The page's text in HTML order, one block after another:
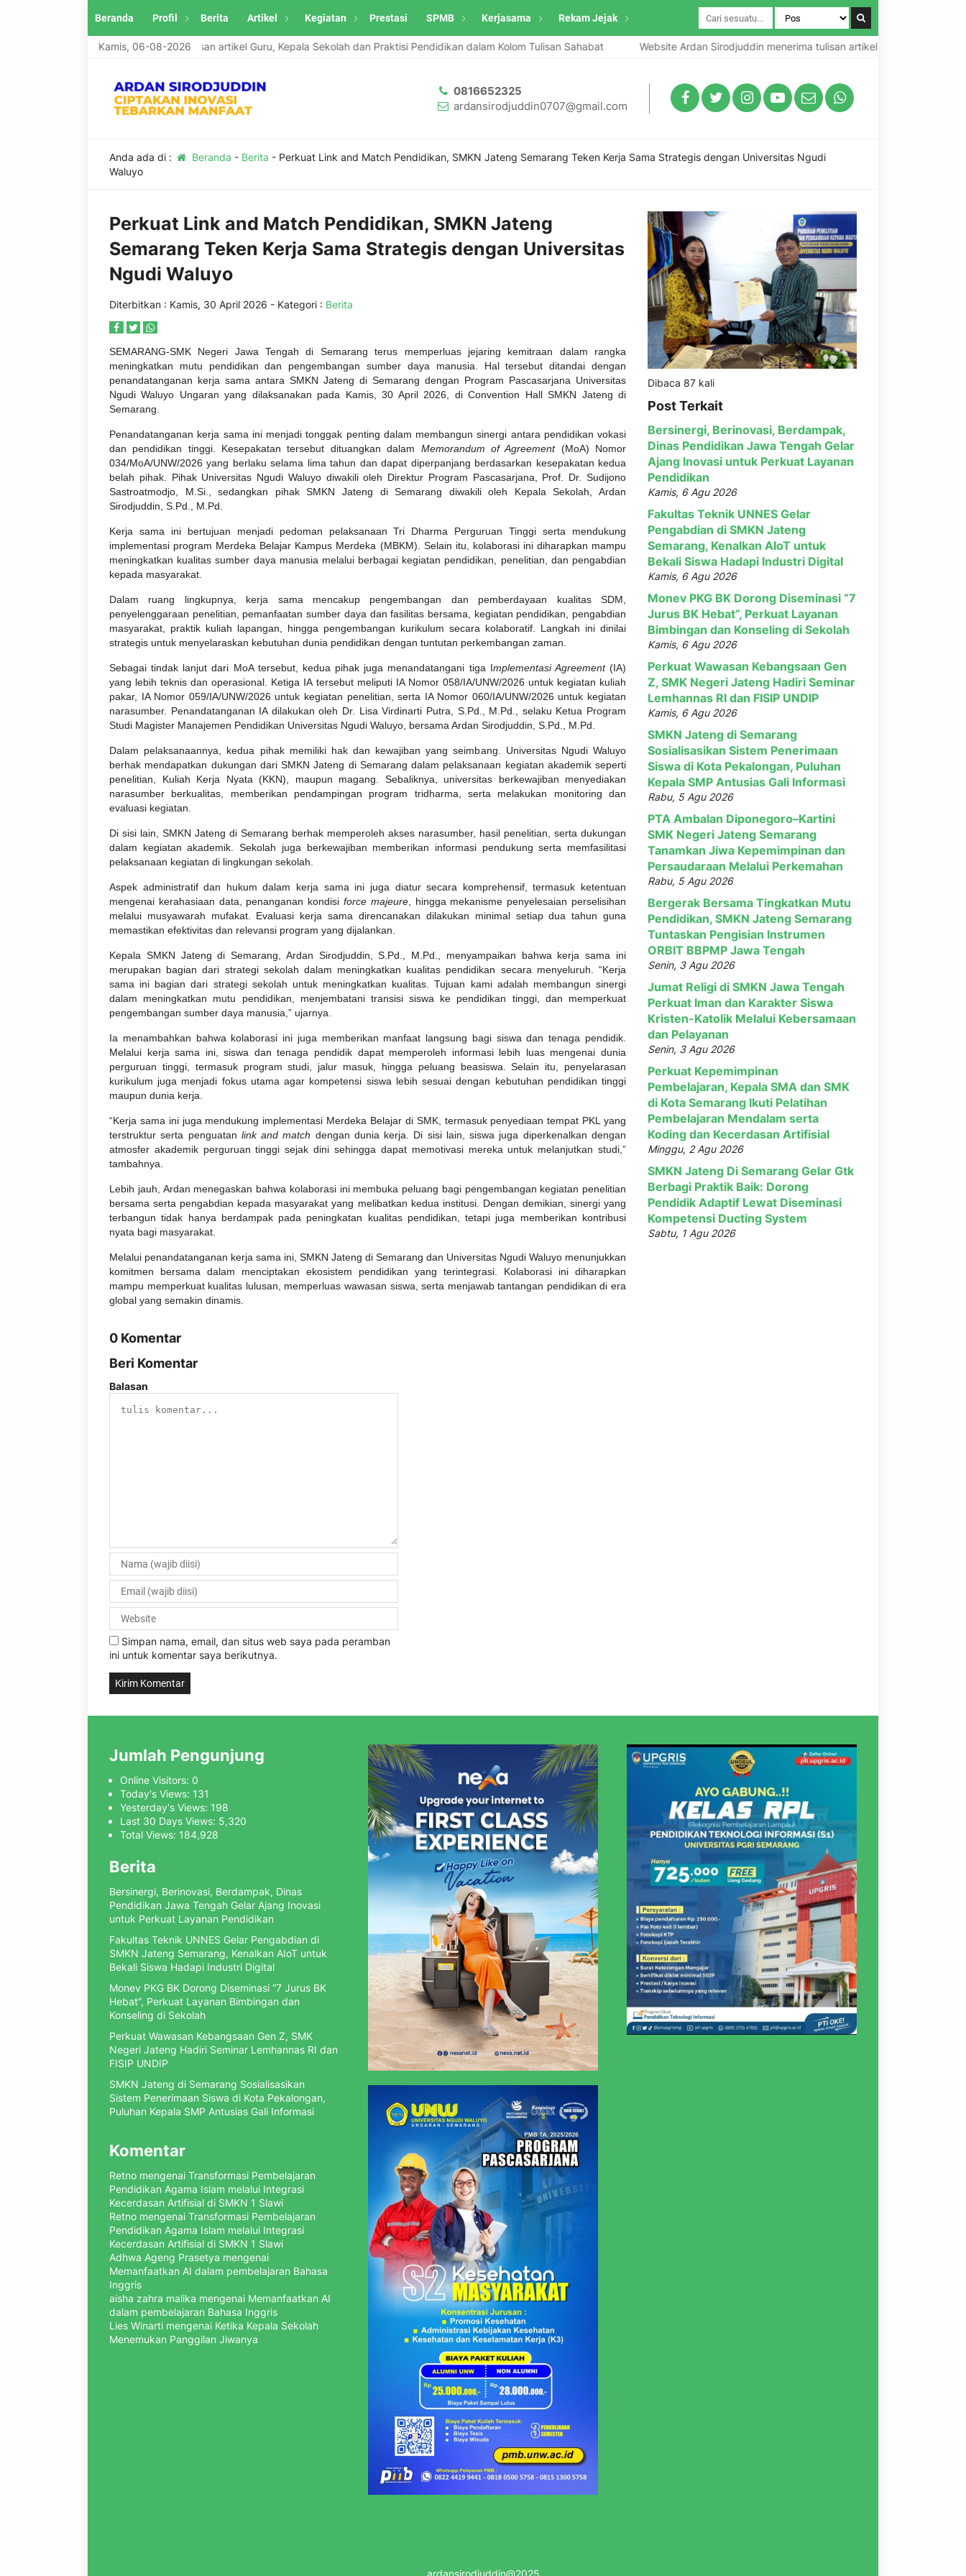
Beranda Profil Berita Artikel Kegiatan Prestasi SPMB Kerjasama Rekam Jejak
Kamis, 06-08-2026
Ardan Sirodjuddin menerima tulisan artikel Guru, Kepala Sekolah dan Praktisi Pendidikan dalam Kolom Tulisan Sahabat Website Ardan Sirodjuddin menerima tulisan artikel Guru, Kepala Sekolah
0816652325
ardansirodjuddin0707@gmail.com
Anda ada di : Beranda - Berita - Perkuat Link and Match Pendidikan, SMKN Jateng Semarang Teken Kerja Sama Strategis dengan Universitas Ngudi
Waluyo
Perkuat Link and Match Pendidikan, SMKN Jateng
Semarang Teken Kerja Sama Strategis dengan Universitas
Ngudi Waluyo
Diterbitkan : Kamis, 30 April 2026 - Kategori : Berita
SEMARANG-SMK Negeri Jawa Tengah di Semarang terus memperluas jejaring kemitraan dalam rangka
meningkatkan mutu pendidikan dan pengembangan sumber daya manusia. Hal tersebut ditandai dengan
penandatanganan kerja sama antara SMKN Jateng di Semarang dengan Program Pascasarjana Universitas
Ngudi Waluyo Ungaran yang dilaksanakan pada Kamis, 30 April 2026, di Convention Hall SMKN Jateng di
Semarang.
Penandatanganan kerja sama ini menjadi tonggak penting dalam membangun sinergi antara pendidikan vokasi
dan pendidikan tinggi. Kesepakatan tersebut dituangkan dalam Memorandum of Agreement(MoA) Nomor
034/MoA/UNW/2026 yang berlaku selama lima tahun dan dapat diperpanjang berdasarkan kesepakatan kedua
belah pihak. Pihak Universitas Ngudi Waluyo diwakili oleh Direktur Program Pascasarjana, Prof. Dr. Sudijono
Sastroatmodjo, M.Si., sedangkan pihak SMKN Jateng di Semarang diwakili oleh Kepala Sekolah, Ardan
Sirodjuddin, S.Pd., M.Pd.
Kerja sama ini bertujuan menjadi pedoman pelaksanaan Tri Dharma Perguruan Tinggi serta mendukung
implementasi program Merdeka Belajar Kampus Merdeka (MBKM). Selain itu, kolaborasi ini diharapkan mampu
meningkatkan kualitas sumber daya manusia melalui berbagai kegiatan pendidikan, penelitian, dan pengabdian
kepada masyarakat.
Dalam ruang lingkupnya, kerja sama mencakup pengembangan dan pemberdayaan kualitas SDM,
penyelenggaraan penelitian, pemanfaatan sumber daya dan fasilitas bersama, kegiatan pendidikan, pengabdian
masyarakat, praktik kuliah lapangan, hingga pengembangan kurikulum secara kolaboratif. Langkah ini dinilai
strategis untuk menyelaraskan kebutuhan dunia pendidikan dengan tuntutan perkembangan zaman.
Sebagai tindak lanjut dari MoA tersebut, kedua pihak juga menandatangani tiga Implementasi Agreement(IA)
yang lebih teknis dan operasional. Ketiga IA tersebut meliputi IA Nomor 058/IA/UNW/2026 untuk kegiatan kuliah
pakar, IA Nomor 059/IA/UNW/2026 untuk kegiatan penelitian, serta IA Nomor 060/IA/UNW/2026 untuk kegiatan
narasumber. Penandatanganan IA dilakukan oleh Dr. Lisa Virdinarti Putra, S.Pd., M.Pd., selaku Ketua Program
Studi Magister Manajemen Pendidikan Universitas Ngudi Waluyo, bersama Ardan Sirodjuddin, S.Pd., M.Pd.
Dalam pelaksanaannya, kedua pihak memiliki hak dan kewajiban yang seimbang. Universitas Ngudi Waluyo
berhak mendapatkan dukungan dari SMKN Jateng di Semarang dalam pelaksanaan kegiatan akademik seperti
penelitian, Kuliah Kerja Nyata (KKN), maupun magang. Sebaliknya, universitas berkewajiban menyediakan
narasumber berkualitas, memberikan pendampingan program tridharma, serta melakukan monitoring dan
evaluasi kegiatan.
Di sisi lain, SMKN Jateng di Semarang berhak memperoleh akses narasumber, hasil penelitian, serta dukungan
dalam kegiatan akademik. Sekolah juga berkewajiban memberikan informasi pendukung serta memfasilitasi
pelaksanaan kegiatan di lingkungan sekolah.
Aspek administratif dan hukum dalam kerja sama ini juga diatur secara komprehensif, termasuk ketentuan
mengenai kerahasiaan data, penanganan kondisi force majeure, hingga mekanisme penyelesaian perselisihan
melalui musyawarah mufakat. Evaluasi kerja sama direncanakan dilakukan minimal setiap dua tahun guna
memastikan efektivitas dan relevansi program yang dijalankan.
Kepala SMKN Jateng di Semarang, Ardan Sirodjuddin, S.Pd., M.Pd., menyampaikan bahwa kerja sama ini
merupakan bagian dari strategi sekolah dalam meningkatkan kualitas pendidikan secara menyeluruh. “Kerja
sama ini bagian dari strategi sekolah untuk meningkatkan kualitas. Tujuan kami adalah membangun sinergi
dalam meningkatkan mutu pendidikan, menjembatani transisi siswa ke pendidikan tinggi, dan memperkuat
pengembangan sumber daya manusia,” ujarnya.
Ia menambahkan bahwa kolaborasi ini juga memberikan manfaat langsung bagi siswa dan tenaga pendidik.
Melalui kerja sama ini, siswa dan tenaga pendidik dapat memperoleh informasi lebih luas mengenai dunia
perguruan tinggi, termasuk program studi, jalur masuk, hingga peluang beasiswa. Selain itu, penyelarasan
kurikulum juga menjadi fokus utama agar kompetensi siswa lebih sesuai dengan kebutuhan pendidikan tinggi
maupun dunia kerja.
“Kerja sama ini juga mendukung implementasi Merdeka Belajar di SMK, termasuk penyediaan tempat PKL yang
terstruktur serta penguatan link and match dengan dunia kerja. Di sisi lain, siswa juga diperkenalkan dengan
atmosfer akademik perguruan tinggi sejak dini sehingga dapat memotivasi mereka untuk melanjutkan studi,”
tambahnya.
Lebih jauh, Ardan menegaskan bahwa kolaborasi ini membuka peluang bagi pengembangan kegiatan penelitian
bersama serta pengabdian kepada masyarakat yang melibatkan kedua institusi. Dengan demikian, sinergi yang
terbangun tidak hanya berdampak pada peningkatan kualitas pendidikan, tetapi juga memberikan kontribusi
nyata bagi masyarakat.
Melalui penandatanganan kerja sama ini, SMKN Jateng di Semarang dan Universitas Ngudi Waluyo menunjukkan
komitmen bersama dalam menciptakan ekosistem pendidikan yang terintegrasi. Kolaborasi ini diharapkan
mampu memperkuat kualitas lulusan, memperluas wawasan siswa, serta menjawab tantangan pendidikan di era
global yang semakin dinamis.
0 Komentar
Beri Komentar
Balasan
Simpan nama, email, dan situs web saya pada peramban
ini untuk komentar saya berikutnya.
Dibaca 87 kali
Post Terkait
Bersinergi, Berinovasi, Berdampak,
Dinas Pendidikan Jawa Tengah Gelar
Ajang Inovasi untuk Perkuat Layanan
Pendidikan
Kamis, 6 Agu 2026
Fakultas Teknik UNNES Gelar
Pengabdian di SMKN Jateng
Semarang, Kenalkan AIoT untuk
Bekali Siswa Hadapi Industri Digital
Kamis, 6 Agu 2026
Monev PKG BK Dorong Diseminasi “7
Jurus BK Hebat”, Perkuat Layanan
Bimbingan dan Konseling di Sekolah
Kamis, 6 Agu 2026
Perkuat Wawasan Kebangsaan Gen
Z, SMK Negeri Jateng Hadiri Seminar
Lemhannas RI dan FISIP UNDIP
Kamis, 6 Agu 2026
SMKN Jateng di Semarang
Sosialisasikan Sistem Penerimaan
Siswa di Kota Pekalongan, Puluhan
Kepala SMP Antusias Gali Informasi
Rabu, 5 Agu 2026
PTA Ambalan Diponegoro–Kartini
SMK Negeri Jateng Semarang
Tanamkan Jiwa Kepemimpinan dan
Persaudaraan Melalui Perkemahan
Rabu, 5 Agu 2026
Bergerak Bersama Tingkatkan Mutu
Pendidikan, SMKN Jateng Semarang
Tuntaskan Pengisian Instrumen
ORBIT BBPMP Jawa Tengah
Senin, 3 Agu 2026
Jumat Religi di SMKN Jawa Tengah
Perkuat Iman dan Karakter Siswa
Kristen-Katolik Melalui Kebersamaan
dan Pelayanan
Senin, 3 Agu 2026
Perkuat Kepemimpinan
Pembelajaran, Kepala SMA dan SMK
di Kota Semarang Ikuti Pelatihan
Pembelajaran Mendalam serta
Koding dan Kecerdasan Artifisial
Minggu, 2 Agu 2026
SMKN Jateng Di Semarang Gelar Gtk
Berbagi Praktik Baik: Dorong
Pendidik Adaptif Lewat Diseminasi
Kompetensi Ducting System
Sabtu, 1 Agu 2026
Jumlah Pengunjung
Online Visitors: 0
Today's Views: 131
Yesterday's Views: 198
Last 30 Days Views: 5,320
Total Views: 184,928
Berita
Bersinergi, Berinovasi, Berdampak, Dinas
Pendidikan Jawa Tengah Gelar Ajang Inovasi
untuk Perkuat Layanan Pendidikan
Fakultas Teknik UNNES Gelar Pengabdian di
SMKN Jateng Semarang, Kenalkan AIoT untuk
Bekali Siswa Hadapi Industri Digital
Monev PKG BK Dorong Diseminasi “7 Jurus BK
Hebat”, Perkuat Layanan Bimbingan dan
Konseling di Sekolah
Perkuat Wawasan Kebangsaan Gen Z, SMK
Negeri Jateng Hadiri Seminar Lemhannas RI dan
FISIP UNDIP
SMKN Jateng di Semarang Sosialisasikan
Sistem Penerimaan Siswa di Kota Pekalongan,
Puluhan Kepala SMP Antusias Gali Informasi
Komentar
Retno mengenai Transformasi Pembelajaran
Pendidikan Agama Islam melalui Integrasi
Kecerdasan Artifisial di SMKN 1 Slawi
Retno mengenai Transformasi Pembelajaran
Pendidikan Agama Islam melalui Integrasi
Kecerdasan Artifisial di SMKN 1 Slawi
Adhwa Ageng Prasetya mengenai
Memanfaatkan AI dalam pembelajaran Bahasa
Inggris
aisha zahra malika mengenai Memanfaatkan AI
dalam pembelajaran Bahasa Inggris
Lies Winarti mengenai Ketika Kepala Sekolah
Menemukan Panggilan Jiwanya
ardansirodjuddin@2025